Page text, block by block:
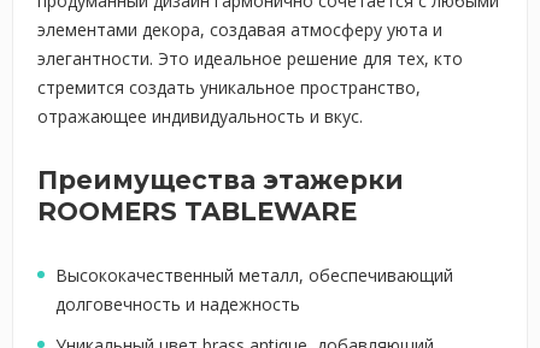
элементами декора, создавая атмосферу уюта и
элегантности. Это идеальное решение для тех, кто
стремится создать уникальное пространство,
отражающее индивидуальность и вкус.
Преимущества этажерки
ROOMERS TABLEWARE
Высококачественный металл, обеспечивающий
долговечность и надежность